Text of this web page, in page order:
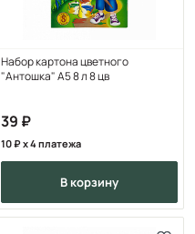
Набор картона цветного
"Антошка" А5 8 л 8 цв
39
10 x 4 платежа
в корзину